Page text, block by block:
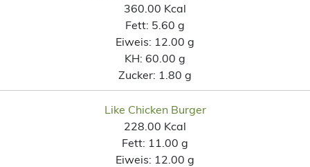
360.00 Kcal
Fett: 5.60 g
Eiweis: 12.00 g
KH: 60.00 g
Zucker: 1.80 g
Like Chicken Burger
228.00 Kcal
Fett: 11.00 g
Eiweis: 12.00 g